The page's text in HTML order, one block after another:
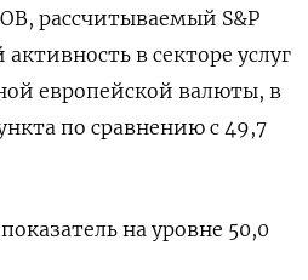
рассчитываемый S&P
в секторе услуг
европейской валюты, в
по сравнению с 49,7
на уровне 50,0